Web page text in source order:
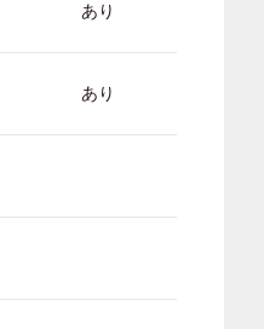
あり
あり